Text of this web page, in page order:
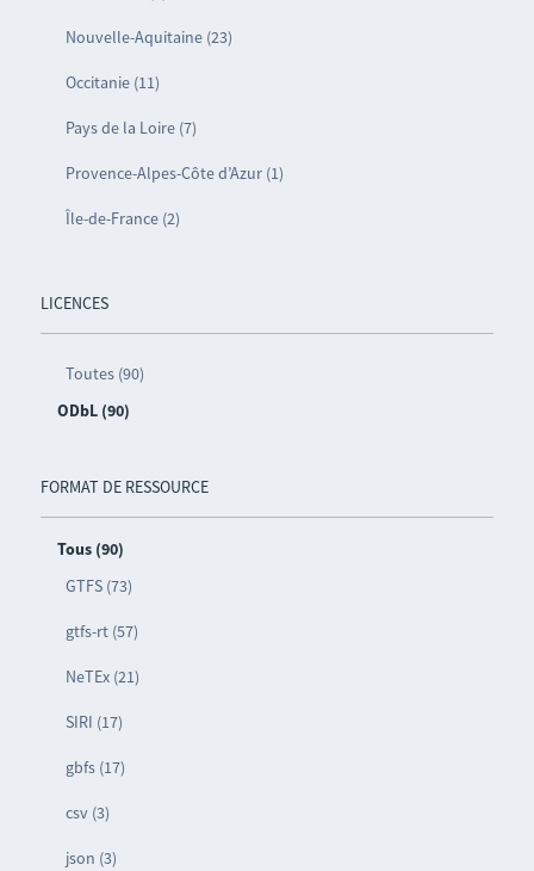
Nouvelle-Aquitaine (23)
Occitanie (11)
Pays de la Loire (7)
Provence-Alpes-Côte d’Azur (1)
Île-de-France (2)
LICENCES
Toutes (90)
ODbL (90)
FORMAT DE RESSOURCE
Tous (90)
GTFS (73)
gtfs-rt (57)
NeTEx (21)
SIRI (17)
gbfs (17)
csv (3)
json (3)